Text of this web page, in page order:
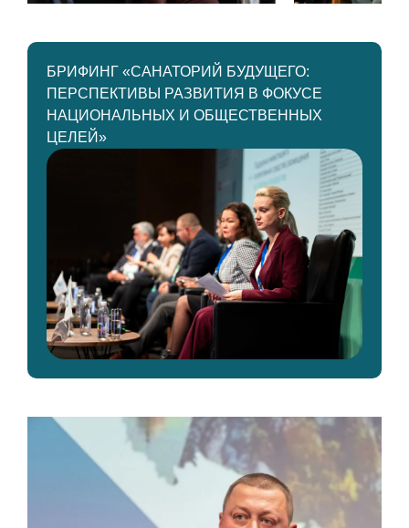
БРИФИНГ «САНАТОРИЙ БУДУЩЕГО:
ПЕРСПЕКТИВЫ РАЗВИТИЯ В ФОКУСЕ
НАЦИОНАЛЬНЫХ И ОБЩЕСТВЕННЫХ
ЦЕЛЕЙ»